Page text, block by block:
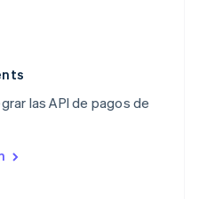
las API de pagos de